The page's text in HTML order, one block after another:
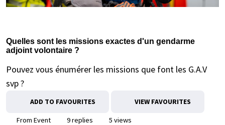
Quelles sont les missions exactes d'un gendarme
adjoint volontaire ?
Pouvez vous énumérer les missions que font les G.A.V
svp ?
ADD TO FAVOURITES VIEW FAVOURITES
From Event 9 replies
5 views